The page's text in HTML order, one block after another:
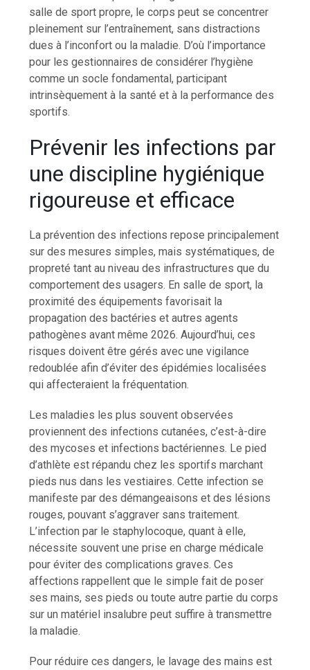
salle de sport propre, le corps peut se concentrer
pleinement sur l’entraînement, sans distractions
dues à l’inconfort ou la maladie. D’où l’importance
pour les gestionnaires de considérer l’hygiène
comme un socle fondamental, participant
intrinsèquement à la santé et à la performance des
sportifs.
Prévenir les infections par
une discipline hygiénique
rigoureuse et efficace
La prévention des infections repose principalement
sur des mesures simples, mais systématiques, de
propreté tant au niveau des infrastructures que du
comportement des usagers. En salle de sport, la
proximité des équipements favorisait la
propagation des bactéries et autres agents
pathogènes avant même 2026. Aujourd’hui, ces
risques doivent être gérés avec une vigilance
redoublée afin d’éviter des épidémies localisées
qui affecteraient la fréquentation.
Les maladies les plus souvent observées
proviennent des infections cutanées, c’est-à-dire
des mycoses et infections bactériennes. Le pied
d’athlète est répandu chez les sportifs marchant
pieds nus dans les vestiaires. Cette infection se
manifeste par des démangeaisons et des lésions
rouges, pouvant s’aggraver sans traitement.
L’infection par le staphylocoque, quant à elle,
nécessite souvent une prise en charge médicale
pour éviter des complications graves. Ces
affections rappellent que le simple fait de poser
ses mains, ses pieds ou toute autre partie du corps
sur un matériel insalubre peut suffire à transmettre
la maladie.
Pour réduire ces dangers, le lavage des mains est